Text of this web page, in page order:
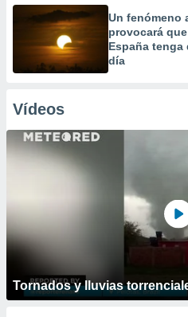
Un fenómeno
provocará
España tenga
día
Vídeos
Tornados y lluvias